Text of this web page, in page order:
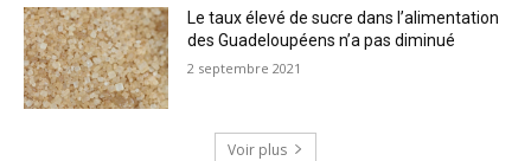
Le taux élevé de sucre dans l’alimentation
des Guadeloupéens n’a pas diminué
2 septembre 2021
Voir plus